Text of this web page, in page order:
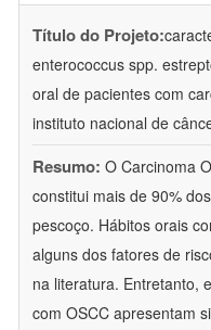
Título do Projeto:
enterococcus spp.
oral de pacientes com
instituto nacional de
Resumo: O Carcinoma
constitui mais de 90%
pescoço. Hábitos orais
alguns dos fatores de
na literatura. Entretanto,
com OSCC apresentam